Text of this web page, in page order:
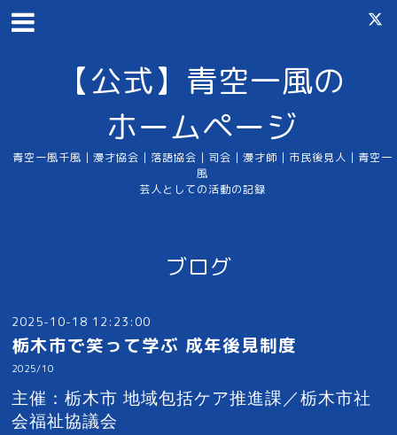
【公式】青空一風の
ホームページ
青空一風千風｜漫才協会｜落語協会｜司会｜漫才師｜市民後見人｜青空一
風
芸人としての活動の記録
ブログ
2025-10-18 12:23:00
栃木市で笑って学ぶ 成年後見制度
2025/10
主催：栃木市 地域包括ケア推進課／栃木市社
会福祉協議会